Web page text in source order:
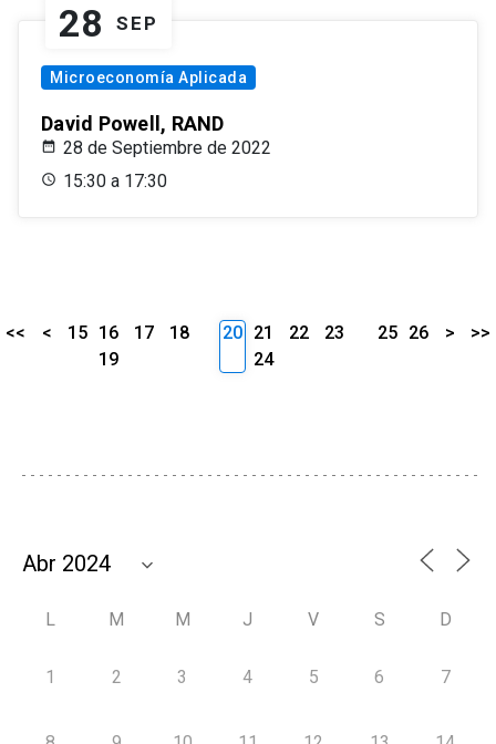
28 SEP
Microeconomía Aplicada
David Powell, RAND
28 de Septiembre de 2022
15:30 a 17:30
<< < 15 16 17
18
19
20 21 22
23
24
25 26 > >>
L M M J V S D
1 2 3 4 5 6 7